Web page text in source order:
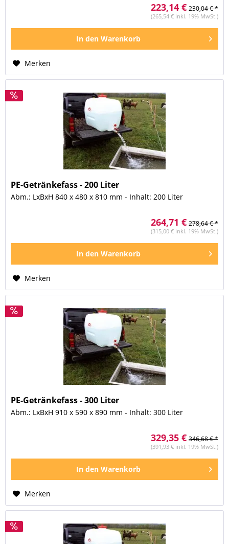
223,14 € 230,04 € *
(265,54 € inkl. 19% MwSt.)
In den Warenkorb
Merken
PE-Getränkefass - 200 Liter
Abm.: LxBxH 840 x 480 x 810 mm - Inhalt: 200 Liter
264,71 € 278,64 € *
(315,00 € inkl. 19% MwSt.)
In den Warenkorb
Merken
PE-Getränkefass - 300 Liter
Abm.: LxBxH 910 x 590 x 890 mm - Inhalt: 300 Liter
329,35 € 346,68 € *
(391,93 € inkl. 19% MwSt.)
In den Warenkorb
Merken